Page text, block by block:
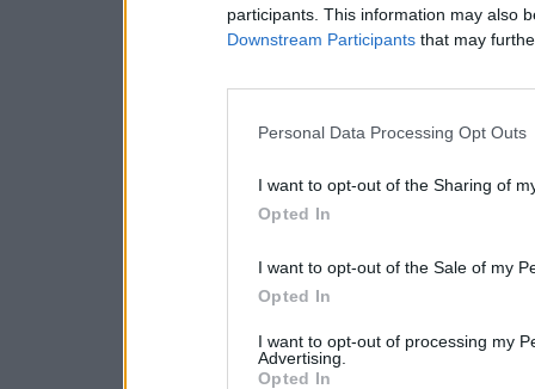
participants. This information may also
Downstream Participants that may
Personal Data Processing Opt Outs
I want to opt-out of the Sharing of
Opted In
I want to opt-out of the Sale of my
Opted In
I want to opt-out of processing my
Advertising.
Opted In